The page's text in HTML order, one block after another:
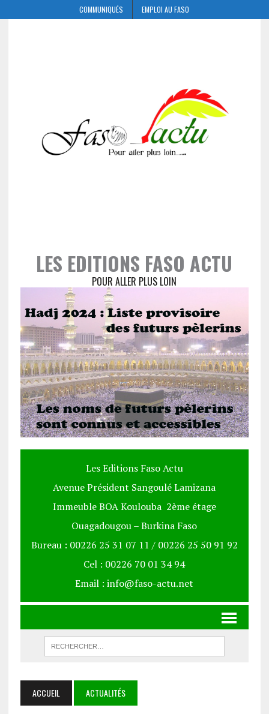
COMMUNIQUÉS EMPLOI AU FASO
LES EDITIONS FASO ACTU
POUR ALLER PLUS LOIN
Les Editions Faso Actu
Avenue Président Sangoulé Lamizana
Immeuble BOA Koulouba 2ème étage
Ouagadougou – Burkina Faso
Bureau : 00226 25 31 07 11 / 00226 25 50 91 92
Cel : 00226 70 01 34 94
Email : info@faso-actu.net
ACCUEIL ACTUALITÉS